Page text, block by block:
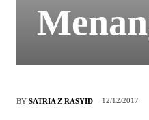
BY SATRIA Z RASYID 12/12/2017